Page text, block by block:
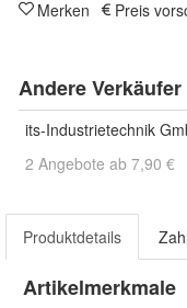
Merken Preis
Andere Verkäufer
its-Industrietechnik
2 Angebote ab 7,90 €
Produktdetails
Artikelmerkmale